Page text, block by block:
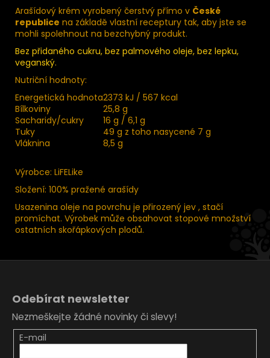
Arašídový krém vyrobený čerstvý přímo v České
republice na základě vlastní receptury tak, aby jste se
mohli spolehnout na bezchybný produkt.
Bez přidaného cukru, bez palmového oleje, bez lepku,
veganský.
Nutriční hodnoty:
Energetická hodnota2373 kJ / 567 kcal
Bílkoviny
25,8 g
Sacharidy/cukry
16 g / 6,1 g
Tuky
49 g z toho nasycené 7 g
Vláknina
8,5 g
Výrobce: LiFELike
Složení: 100% pražené arašídy
Usazenina oleje na povrchu je přirozený jev , stačí
promíchat. Výrobek může obsahovat stopové množství
ostatních skořápkových plodů.
Odebírat newsletter
Nezmeškejte žádné novinky či slevy!
E-mail